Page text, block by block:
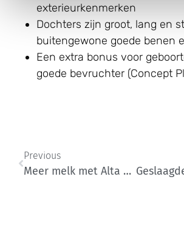
exterieurkenmerken
Dochters zijn groot, lang en
buitengewone goede benen
Een extra bonus voor
goede bevruchter (Concept
Previous
Meer melk met Alta Cow Watch op het Koepon melkveebedrijf